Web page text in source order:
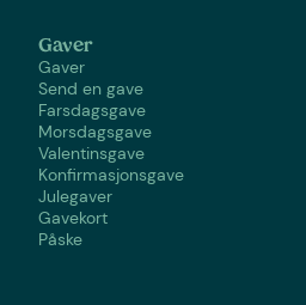
Gaver
Gaver
Send en gave
Farsdagsgave
Morsdagsgave
Valentinsgave
Konfirmasjonsgave
Julegaver
Gavekort
Påske